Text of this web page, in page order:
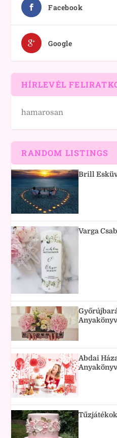
Facebook
Google
HÍRLEVÉL
hamarosan
RANDOM LISTINGS
Brill
Varga
Abdai
Tűzjátékok